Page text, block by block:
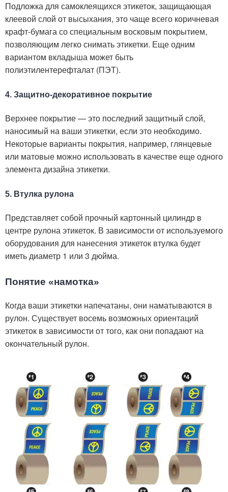
Подложка для самоклеящихся этикеток, защищающая
клеевой слой от высыхания, это чаще всего коричневая
крафт-бумага со специальным восковым покрытием,
позволяющим легко снимать этикетки. Еще одним
вариантом вкладыша может быть
полиэтилентерефталат (ПЭТ).
4. Защитно-декоративное покрытие
Верхнее покрытие — это последний защитный слой,
наносимый на ваши этикетки, если это необходимо.
Некоторые варианты покрытия, например, глянцевые
или матовые можно использовать в качестве еще одного
элемента дизайна этикетки.
5. Втулка рулона
Представляет собой прочный картонный цилиндр в
центре рулона этикеток. В зависимости от используемого
оборудования для нанесения этикеток втулка будет
иметь диаметр 1 или 3 дюйма.
Понятие «намотка»
Когда ваши этикетки напечатаны, они наматываются в
рулон. Существует восемь возможных ориентаций
этикеток в зависимости от того, как они попадают на
окончательный рулон.